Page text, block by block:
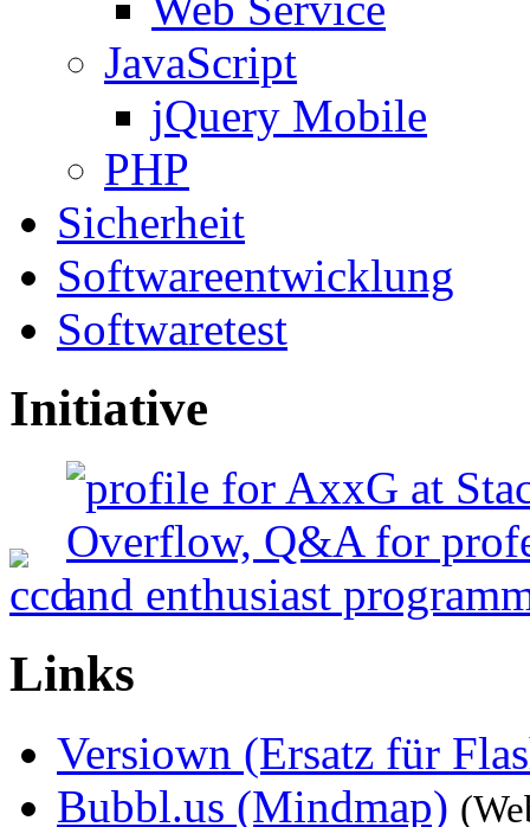
JavaScript
jQuery Mobile
PHP
Sicherheit
Softwareentwicklung
Softwaretest
Initiative
Links
Versiown (Ersatz für
Bubbl.us (Mindmap)